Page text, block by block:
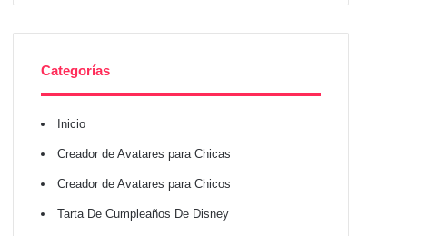
Categorías
Inicio
Creador de Avatares para Chicas
Creador de Avatares para Chicos
Tarta De Cumpleaños De Disney